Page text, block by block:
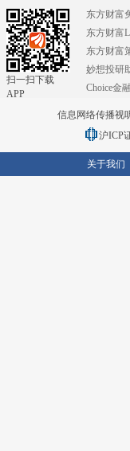
扫一扫下载
APP
东方财富
东方财富
东方财富
妙想投研
Choice金
信息网络传播视
沪ICP
关于我们